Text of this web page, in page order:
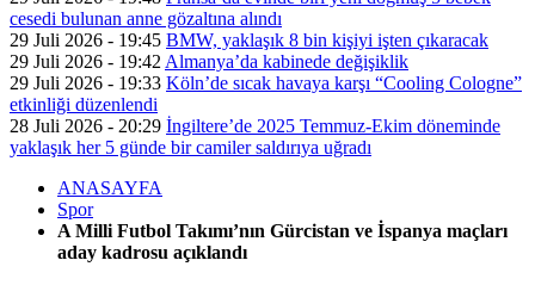
cesedi bulunan anne gözaltına alındı
29 Juli 2026 - 19:45 BMW, yaklaşık 8 bin kişiyi işten çıkaracak
29 Juli 2026 - 19:42 Almanya’da kabinede değişiklik
29 Juli 2026 - 19:33 Köln’de sıcak havaya karşı “Cooling Cologne”
etkinliği düzenlendi
28 Juli 2026 - 20:29 İngiltere’de 2025 Temmuz-Ekim döneminde
yaklaşık her 5 günde bir camiler saldırıya uğradı
ANASAYFA
Spor
A Milli Futbol Takımı’nın Gürcistan ve İspanya maçları
aday kadrosu açıklandı